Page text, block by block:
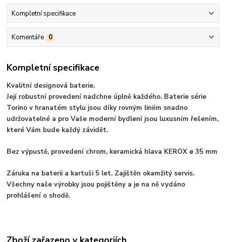
Kompletní specifikace
Komentáře 0
Kompletní specifikace
Kvalitní designová baterie.
Její robustní provedení nadchne úplně každého. Baterie série
Torino v hranatém stylu jsou díky rovným liniím snadno
udržovatelné a pro Vaše moderní bydlení jsou luxusním řešením,
které Vám bude každý závidět.
Bez výpustě, provedení chrom, keramická hlava KEROX ø 35 mm
Záruka na baterii a kartuši 5 let. Zajištěn okamžitý servis.
Všechny naše výrobky jsou pojištěny a je na ně vydáno
prohlášení o shodě.